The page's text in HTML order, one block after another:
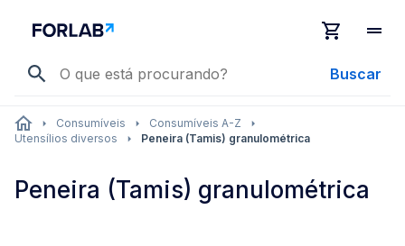
Buscar
Consumíveis
Consumíveis A-Z
Utensílios diversos
Peneira (Tamis) granulométrica
Peneira (Tamis) granulométrica